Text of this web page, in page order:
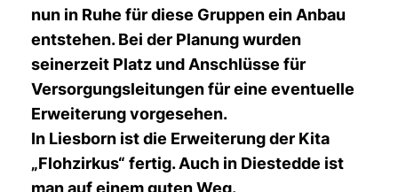
nun in Ruhe für diese Gruppen ein Anbau
entstehen. Bei der Planung wurden
seinerzeit Platz und Anschlüsse für
Versorgungsleitungen für eine eventuelle
Erweiterung vorgesehen.
In Liesborn ist die Erweiterung der Kita
Flohzirkus“ fertig. Auch in Diestedde ist
man auf einem guten Weg.